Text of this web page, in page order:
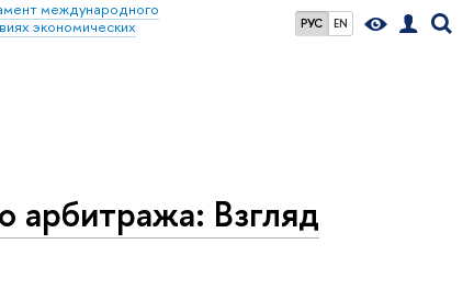
РУС EN
международного
экономических
Взгляд